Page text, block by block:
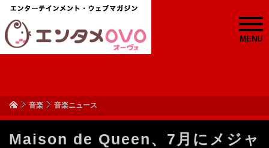
MENU
音楽 音楽ニュース
Maison de Queen、7月にメジャ